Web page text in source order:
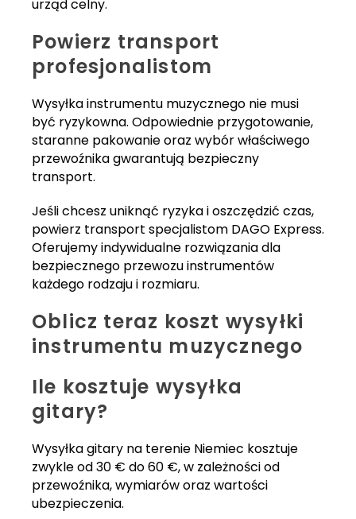
urząd celny.
Powierz transport
profesjonalistom
Wysyłka instrumentu muzycznego nie musi
być ryzykowna. Odpowiednie przygotowanie,
staranne pakowanie oraz wybór właściwego
przewoźnika gwarantują bezpieczny
transport.
Jeśli chcesz uniknąć ryzyka i oszczędzić czas,
powierz transport specjalistom DAGO Express.
Oferujemy indywidualne rozwiązania dla
bezpiecznego przewozu instrumentów
każdego rodzaju i rozmiaru.
Oblicz teraz koszt wysyłki
instrumentu muzycznego
Ile kosztuje wysyłka
gitary?
Wysyłka gitary na terenie Niemiec kosztuje
zwykle od 30 € do 60 €, w zależności od
przewoźnika, wymiarów oraz wartości
ubezpieczenia.